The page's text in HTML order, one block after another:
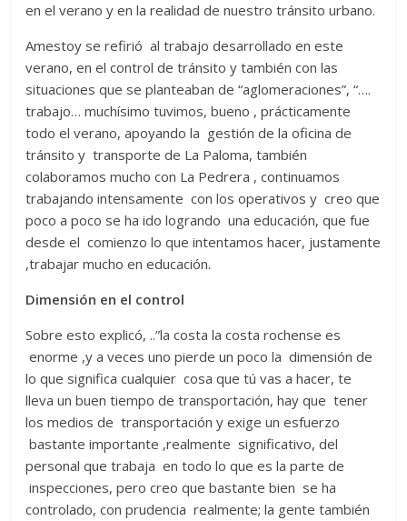
en el verano y en la realidad de nuestro tránsito urbano.
Amestoy se refirió al trabajo desarrollado en este
verano, en el control de tránsito y también con las
situaciones que se planteaban de “aglomeraciones”, “….
trabajo… muchísimo tuvimos, bueno , prácticamente
todo el verano, apoyando la gestión de la oficina de
tránsito y transporte de La Paloma, también
colaboramos mucho con La Pedrera , continuamos
trabajando intensamente con los operativos y creo que
poco a poco se ha ido logrando una educación, que fue
desde el comienzo lo que intentamos hacer, justamente
,trabajar mucho en educación.
Dimensión en el control
Sobre esto explicó, ..”la costa la costa rochense es
enorme ,y a veces uno pierde un poco la dimensión de
lo que significa cualquier cosa que tú vas a hacer, te
lleva un buen tiempo de transportación, hay que tener
los medios de transportación y exige un esfuerzo
bastante importante ,realmente significativo, del
personal que trabaja en todo lo que es la parte de
inspecciones, pero creo que bastante bien se ha
controlado, con prudencia realmente; la gente también